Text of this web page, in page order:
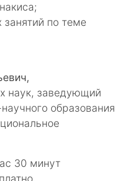
занятий по теме
наук, заведующий
образования
30 минут